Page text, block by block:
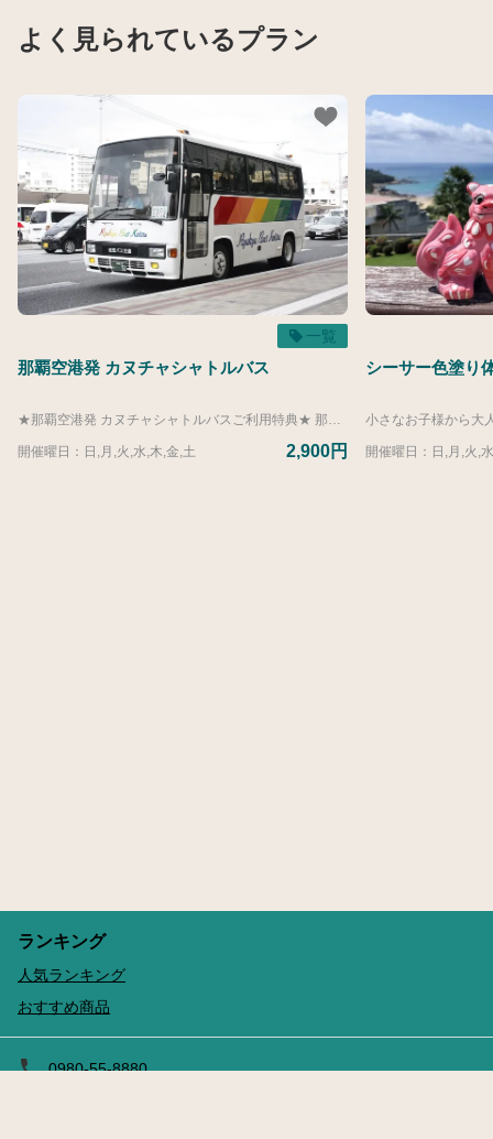
よく見られているプラン
一覧
那覇空港発 カヌチャシャトルバス
★那覇空港発 カヌチャシャトルバスご利用特典★ 那覇空港発 カヌチャシャトルバスをご利用のお客様に、那覇空港内の一部の飲食店でご利用いただける「ワンドリンクサービス券」をプレゼントいたします。 ● ご利用可能期間 2026/5/1(金)～2027/3/31(水) ● ご利用いただける店舗 ・空港食堂（1階） ・琉球村（4階） ・とんかつ新宿さぼてん（4階） ご利用について ・ご乗車前にご集合いただく那覇空港内「那覇バス空港案内所」にて、サービス券をお受け取りください。 ・店内でのお食事に限りご利用いただけます。テイクアウトやドリンクだけのご注文の場合はご利用いただけません。 ・1枚につき、お1人様1回までご利用いただけます。 －－－－－－－－－－－－－－－－－－－－－－－－－－－－－－－－－－－－－－－－－ 空港に着いて、バスに乗車。バスが停まったら、そこはカヌチャリゾート。 バスならではの高い車窓は景色もよく、ラクラク快適です。 那覇空港 発→ わんさか大浦パーク 経由→ カヌチャリゾート着 公式サイトからのご予約受付は、当日12:00までとなっております。 12:00以降のお申し込みにつきましては、お手数ですがレジャーカウンターまでお電話にてお問い合わせください。 レジャーカウンター：営業時間 8：30～19：00 TEL：0980-55-8649 ▼ヴィラ（カヌチャリゾートにお部屋を所有）またはゴルフメンバーシップのお客様は下記リンク先よりご予約ください。 https://activity.kanucha.jp/top/products/bd63f980-db6d-5141-a8f3-3917cb4a62c6?lng=ja 【2026年度運行ダイヤ】 ■運行期間 4/1-3/31 那覇空港発 １３：３０（わんさか１４：５０→カヌチャ１５：００着）
開催曜日：日,月,火,水,木,金,土 2,900円
シーサー色塗り
開催曜日：日,月,火,
ランキング
人気ランキング
おすすめ商品
0980-55-8880